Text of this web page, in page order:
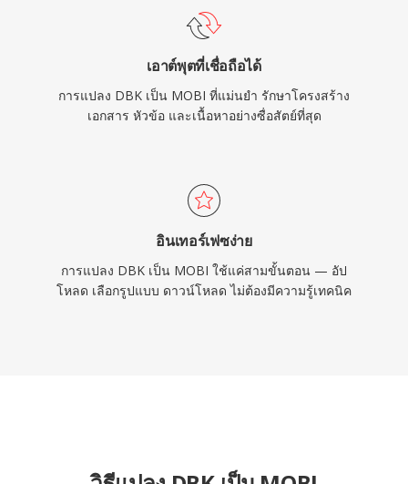
เอาต์พุตที่เชื่อถือได้
การแปลง DBK เป็น MOBI ที่แม่นยำ รักษาโครงสร้าง
เอกสาร หัวข้อ และเนื้อหาอย่างซื่อสัตย์ที่สุด
อินเทอร์เฟซง่าย
การแปลง DBK เป็น MOBI ใช้แค่สามขั้นตอน — อัป
โหลด เลือกรูปแบบ ดาวน์โหลด ไม่ต้องมีความรู้เทคนิค